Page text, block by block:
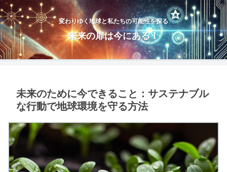
変わりゆく地球と私たちの可能性を探る
未来の扉は今にある！
未来のために今できること：サステナブル
な行動で地球環境を守る方法